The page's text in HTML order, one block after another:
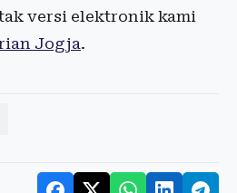
versi elektronik kami
Jogja.